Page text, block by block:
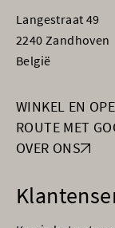
Langestraat 49
2240 Zandhoven
België
WINKEL EN
ROUTE MET
OVER ONS